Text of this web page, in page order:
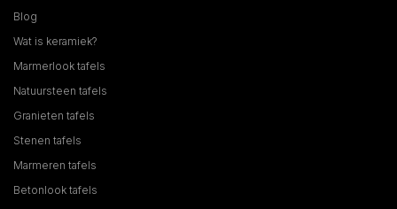
Blog
Wat is keramiek?
Marmerlook tafels
Natuursteen tafels
Granieten tafels
Stenen tafels
Marmeren tafels
Betonlook tafels